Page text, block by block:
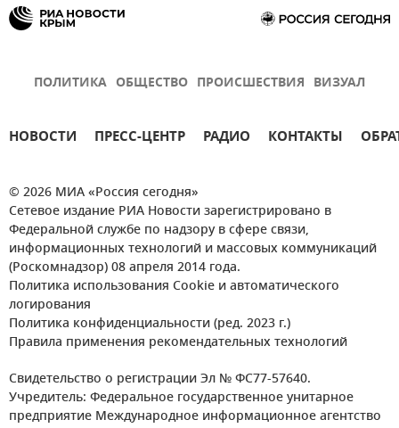
ПОЛИТИКА ОБЩЕСТВО ПРОИСШЕСТВИЯ ВИЗУАЛ
НОВОСТИ ПРЕСС-ЦЕНТР РАДИО КОНТАКТЫ
© 2026 МИА «Россия сегодня»
Сетевое издание РИА Новости зарегистрировано в
Федеральной службе по надзору в сфере связи,
информационных технологий и массовых коммуникаций
(Роскомнадзор) 08 апреля 2014 года.
Политика использования Cookie и автоматического
логирования
Политика конфиденциальности (ред. 2023 г.)
Правила применения рекомендательных технологий
Свидетельство о регистрации Эл № ФС77-57640.
Учредитель: Федеральное государственное унитарное
предприятие Международное информационное агентство